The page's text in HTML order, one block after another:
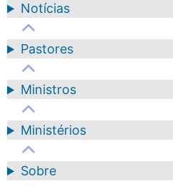
Notícias
Pastores
Ministros
Ministérios
Sobre